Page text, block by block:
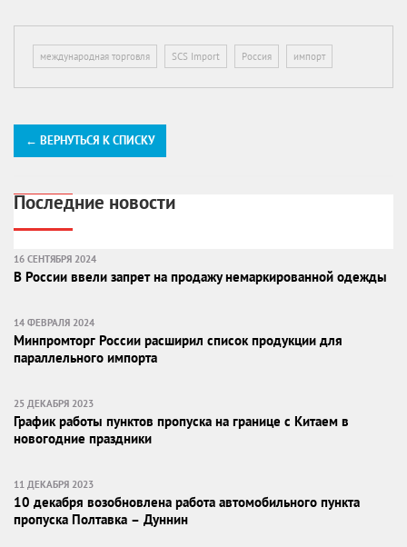
международная торговля SCS Import Россия импорт
← ВЕРНУТЬСЯ К СПИСКУ
Последние новости
16 СЕНТЯБРЯ 2024
В России ввели запрет на продажу немаркированной одежды
14 ФЕВРАЛЯ 2024
Минпромторг России расширил список продукции для
параллельного импорта
25 ДЕКАБРЯ 2023
График работы пунктов пропуска на границе с Китаем в
новогодние праздники
11 ДЕКАБРЯ 2023
10 декабря возобновлена работа автомобильного пункта
пропуска Полтавка – Дуннин